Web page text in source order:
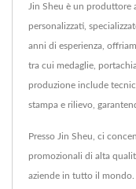
Jin Sheu è un
personalizzati,
anni di esperienza,
tra cui medaglie,
produzione include
stampa e rilievo,
Presso Jin Sheu, ci
promozionali di alta
aziende in tutto il mondo.